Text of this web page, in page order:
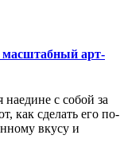
масштабный арт-
с собой за
как сделать его по-
вкусу и